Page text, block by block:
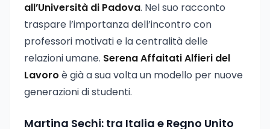
all’Università di Padova. Nel suo racconto
traspare l’importanza dell’incontro con
professori motivati e la centralità delle
relazioni umane. Serena Affaitati Alfieri del
Lavoro è già a sua volta un modello per nuove
generazioni di studenti.
Martina Sechi: tra Italia e Regno Unito